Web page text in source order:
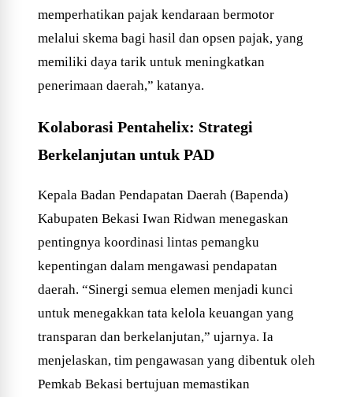
memperhatikan pajak kendaraan bermotor
melalui skema bagi hasil dan opsen pajak, yang
memiliki daya tarik untuk meningkatkan
penerimaan daerah,” katanya.
Kolaborasi Pentahelix: Strategi
Berkelanjutan untuk PAD
Kepala Badan Pendapatan Daerah (Bapenda)
Kabupaten Bekasi Iwan Ridwan menegaskan
pentingnya koordinasi lintas pemangku
kepentingan dalam mengawasi pendapatan
daerah. “Sinergi semua elemen menjadi kunci
untuk menegakkan tata kelola keuangan yang
transparan dan berkelanjutan,” ujarnya. Ia
menjelaskan, tim pengawasan yang dibentuk oleh
Pemkab Bekasi bertujuan memastikan